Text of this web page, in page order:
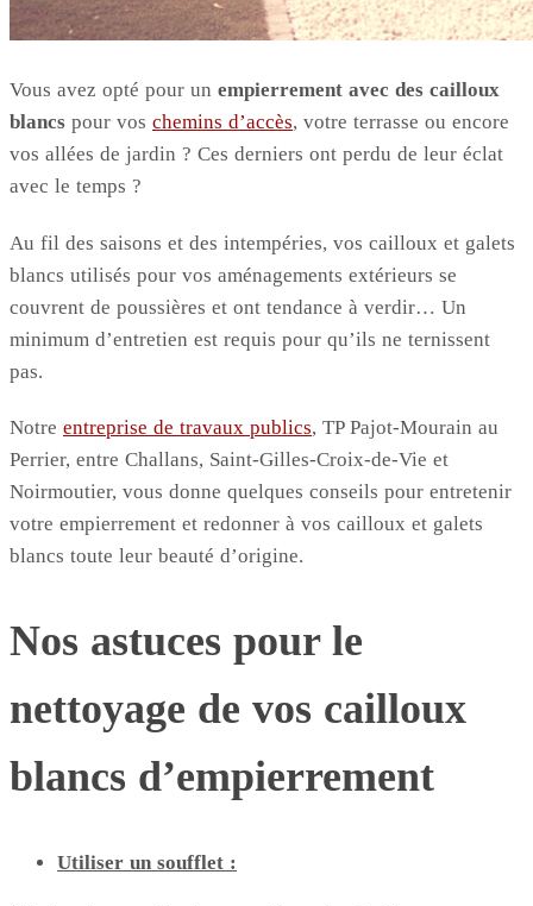
Vous avez opté pour un empierrement avec des cailloux
blancs pour vos chemins d’accès, votre terrasse ou encore
vos allées de jardin ? Ces derniers ont perdu de leur éclat
avec le temps ?
Au fil des saisons et des intempéries, vos cailloux et galets
blancs utilisés pour vos aménagements extérieurs se
couvrent de poussières et ont tendance à verdir… Un
minimum d’entretien est requis pour qu’ils ne ternissent
pas.
Notre entreprise de travaux publics, TP Pajot-Mourain au
Perrier, entre Challans, Saint-Gilles-Croix-de-Vie et
Noirmoutier, vous donne quelques conseils pour entretenir
votre empierrement et redonner à vos cailloux et galets
blancs toute leur beauté d’origine.
Nos astuces pour le
nettoyage de vos cailloux
blancs d’empierrement
Utiliser un soufflet :